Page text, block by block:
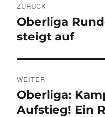
ZURÜCK
Vorheriger
Beitrag:
Oberliga
steigt auf
WEITER
Nächster
Beitrag:
Oberliga:
Aufstieg! Ein